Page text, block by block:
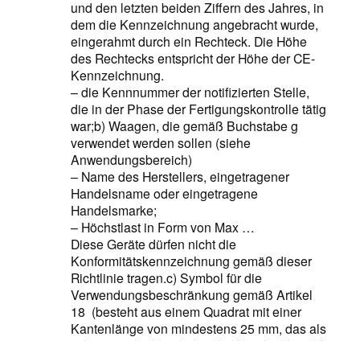
und den letzten beiden Ziffern des Jahres, in
dem die Kennzeichnung angebracht wurde,
eingerahmt durch ein Rechteck. Die Höhe
des Rechtecks entspricht der Höhe der CE-
Kennzeichnung.
– die Kennnummer der notifizierten Stelle,
die in der Phase der Fertigungskontrolle tätig
war;b) Waagen, die gemäß Buchstabe g
verwendet werden sollen (siehe
Anwendungsbereich)
– Name des Herstellers, eingetragener
Handelsname oder eingetragene
Handelsmarke;
– Höchstlast in Form von Max …
Diese Geräte dürfen nicht die
Konformitätskennzeichnung gemäß dieser
Richtlinie tragen.c) Symbol für die
Verwendungsbeschränkung gemäß Artikel
18 (besteht aus einem Quadrat mit einer
Kantenlänge von mindestens 25 mm, das als